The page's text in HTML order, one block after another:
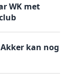
WK met
kan nog